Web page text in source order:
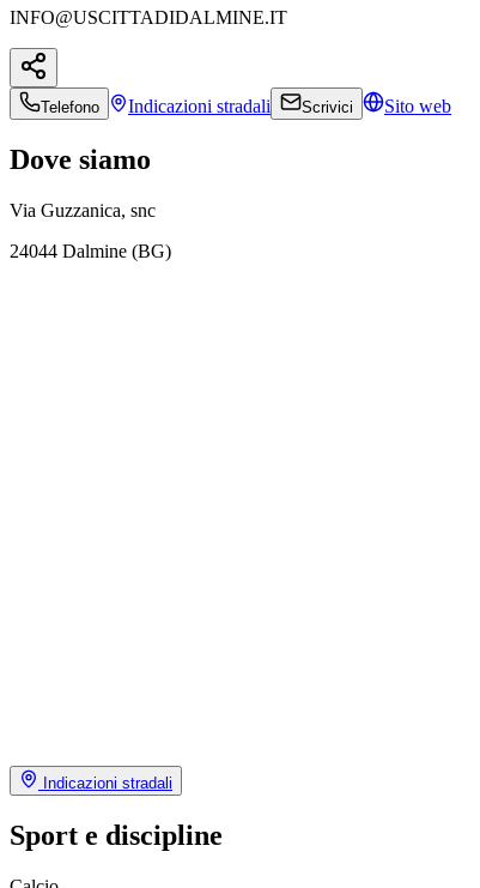
INFO@USCITTADIDALMINE.IT
Telefono Indicazioni stradali Scrivici Sito web
Dove siamo
Via Guzzanica, snc
24044 Dalmine (BG)
Indicazioni stradali
Sport e discipline